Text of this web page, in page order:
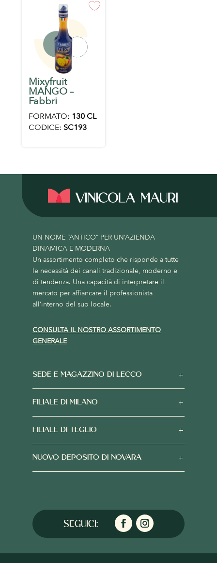
Mixyfruit
MANGO –
Fabbri
FORMATO: 130 CL
CODICE: SC193
UN NOME “ANTICO” PER UN’AZIENDA
DINAMICA E MODERNA
Un assortimento completo che risponde a tutte
le necessità dei canali tradizionale, moderno e
di tendenza. Una capacità di interpretare il
mercato per affiancare il professionista
all’interno del suo locale.
CONSULTA IL NOSTRO ASSORTIMENTO
GENERALE
SEDE E MAGAZZINO DI LECCO
FILIALE DI MILANO
FILIALE DI TEGLIO
NUOVO DEPOSITO DI NOVARA